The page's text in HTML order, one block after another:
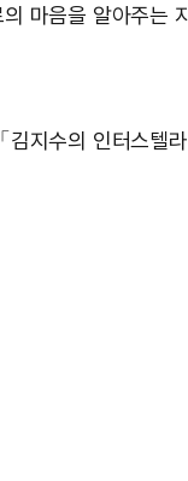
마음을 알아주는
지수의 인터스텔